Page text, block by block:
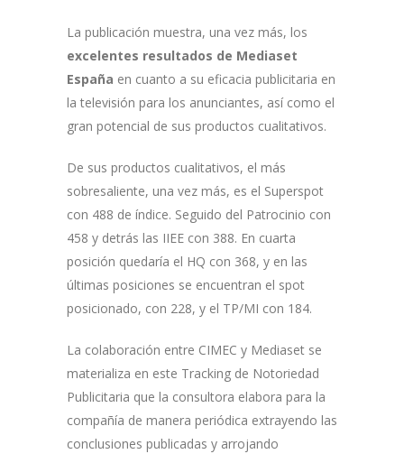
La publicación muestra, una vez más, los
excelentes resultados de Mediaset
España en cuanto a su eficacia publicitaria en
la televisión para los anunciantes, así como el
gran potencial de sus productos cualitativos.
De sus productos cualitativos, el más
sobresaliente, una vez más, es el Superspot
con 488 de índice. Seguido del Patrocinio con
458 y detrás las IIEE con 388. En cuarta
posición quedaría el HQ con 368, y en las
últimas posiciones se encuentran el spot
posicionado, con 228, y el TP/MI con 184.
La colaboración entre CIMEC y Mediaset se
materializa en este Tracking de Notoriedad
Publicitaria que la consultora elabora para la
compañía de manera periódica extrayendo las
conclusiones publicadas y arrojando